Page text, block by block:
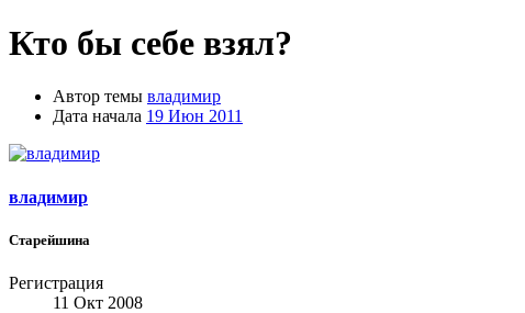
Кто бы себе взял?
Автор темы владимир
Дата начала 19 Июн 2011
владимир
Старейшина
Регистрация
11 Окт 2008